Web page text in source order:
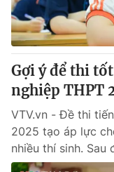
Gợi ý để thi
nghiệp THPT
VTV.vn - Đề thi
2025 tạo áp lực
nhiều thí sinh. Sau